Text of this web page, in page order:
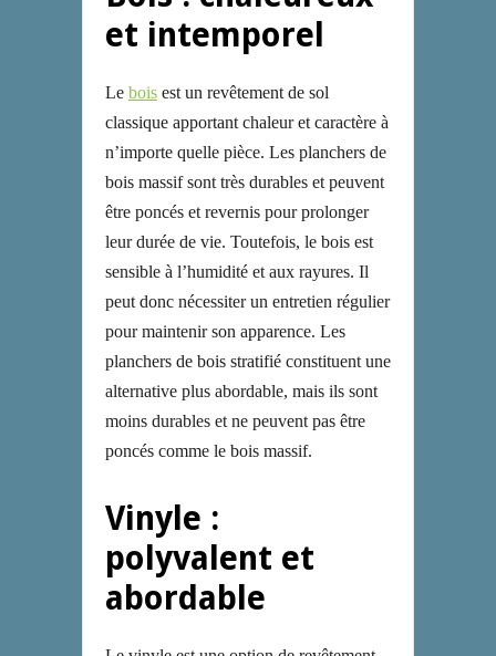
et intemporel
Le bois est un revêtement de sol
classique apportant chaleur et caractère à
n’importe quelle pièce. Les planchers de
bois massif sont très durables et peuvent
être poncés et revernis pour prolonger
leur durée de vie. Toutefois, le bois est
sensible à l’humidité et aux rayures. Il
peut donc nécessiter un entretien régulier
pour maintenir son apparence. Les
planchers de bois stratifié constituent une
alternative plus abordable, mais ils sont
moins durables et ne peuvent pas être
poncés comme le bois massif.
Vinyle :
polyvalent et
abordable